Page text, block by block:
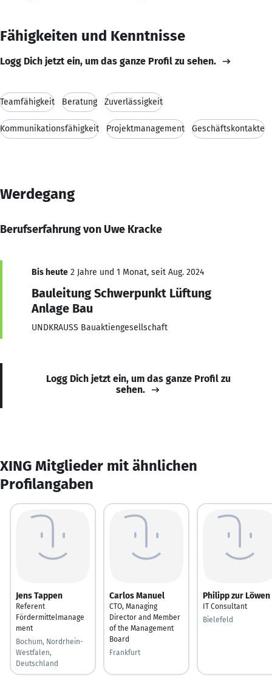
Fähigkeiten und Kenntnisse
Logg Dich jetzt ein, um das ganze Profil zu sehen.
Teamfähigkeit Beratung Zuverlässigkeit
Kommunikationsfähigkeit Projektmanagement Geschäftskontakte
Werdegang
Berufserfahrung von Uwe Kracke
Bis heute 2 Jahre und 1 Monat, seit Aug. 2024
Bauleitung Schwerpunkt Lüftung
Anlage Bau
UNDKRAUSS Bauaktiengesellschaft
Logg Dich jetzt ein, um das ganze Profil zu
sehen.
XING Mitglieder mit ähnlichen
Profilangaben
Jens Tappen
Referent
Fördermittelmanage
ment
Bochum, Nordrhein-
Westfalen,
Deutschland
Carlos Manuel
CTO, Managing
Director and Member
of the Management
Board
Frankfurt
Philipp zur Löwen
IT Consultant
Bielefeld